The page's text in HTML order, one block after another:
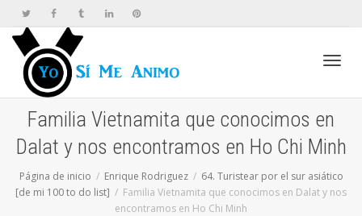
Familia Vietnamita que conocimos en
Dalat y nos encontramos en Ho Chi Minh
Página de inicio Enrique Rodriguez
64. Turistear por el sur asiático
[de mi 100 to do list]
Familia Vietnamita que conocimos en Dalat y nos
encontramos en Ho Chi Minh